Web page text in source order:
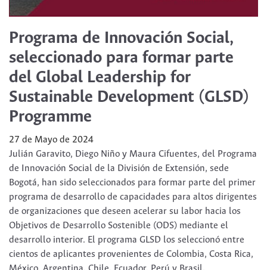
Programa de Innovación Social,
seleccionado para formar parte
del Global Leadership for
Sustainable Development (GLSD)
Programme
27 de Mayo de 2024
Julián Garavito, Diego Niño y Maura Cifuentes, del Programa
de Innovación Social de la División de Extensión, sede
Bogotá, han sido seleccionados para formar parte del primer
programa de desarrollo de capacidades para altos dirigentes
de organizaciones que deseen acelerar su labor hacia los
Objetivos de Desarrollo Sostenible (ODS) mediante el
desarrollo interior. El programa GLSD los seleccionó entre
cientos de aplicantes provenientes de Colombia, Costa Rica,